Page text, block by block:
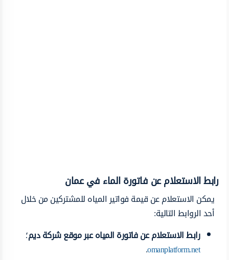
رابط الاستعلام عن فاتورة الماء في عمان
يمكن الاستعلام عن قيمة فواتير المياه للمشتركين من خلال
أحد الروابط التالية:
رابط الاستعلام عن فاتورة المياه عبر موقع شركة ديم؛
omanplatform.net
.